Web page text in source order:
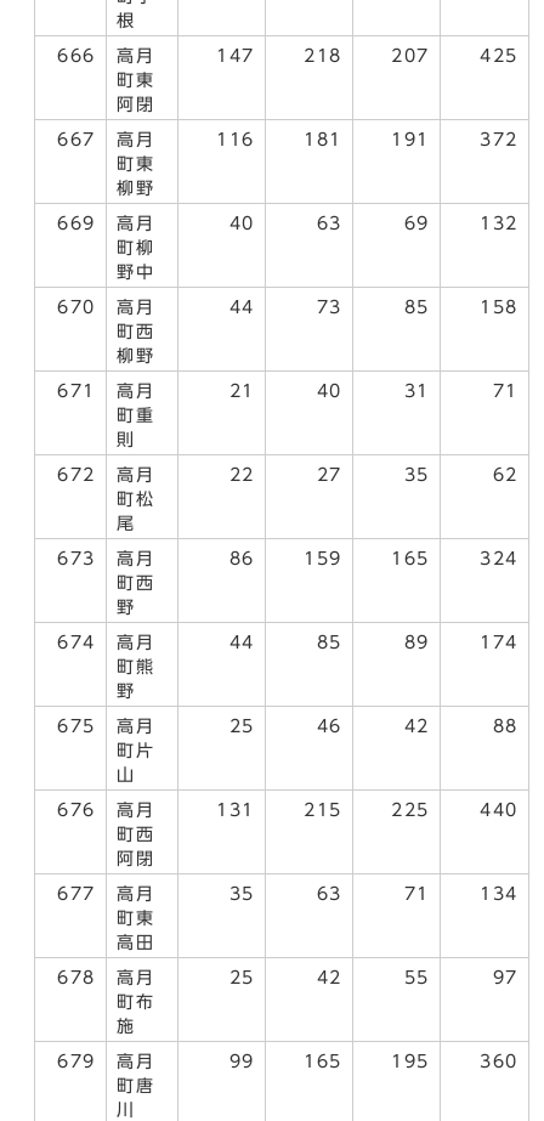
根
666
高月
町東
阿閉
147 218 207 425
667
高月
町東
柳野
116 181 191 372
669
高月
町柳
野中
40 63 69 132
670
高月
町西
柳野
44 73 85 158
671
高月
町重
則
21 40 31 71
672
高月
町松
尾
22 27 35 62
673
高月
町西
野
86 159 165 324
674
高月
町熊
野
44 85 89 174
675
高月
町片
山
25 46 42 88
676
高月
町西
阿閉
131 215 225 440
677
高月
町東
高田
35 63 71 134
678
高月
町布
施
25 42 55 97
679
高月
町唐
川
99 165 195 360